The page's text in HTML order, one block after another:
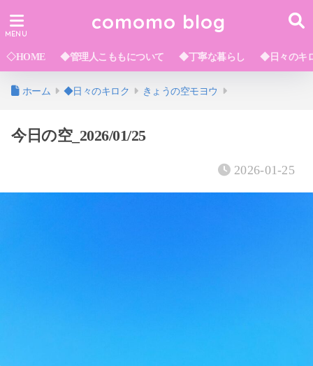
comomo blog
◇HOME ◆管理人こももについて ◆丁寧な暮らし ◆日々のキ
ホーム ◆日々のキロク きょうの空モヨウ
今日の空_2026/01/25
2026-01-25